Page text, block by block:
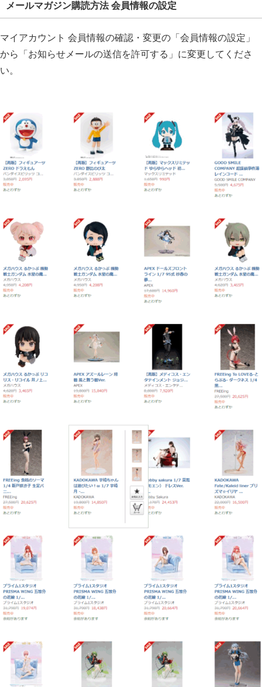
メールマガジン購読方法 会員情報の設定
マイアカウント 会員情報の確認・変更の「会員情報の設定」
から「 お知らせメールの送信を許可する 」に変更してくださ
い。